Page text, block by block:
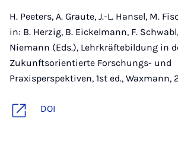
H. Peeters, A. Graute, J.-L. Hansel, M.
in: B. Herzig, B. Eickelmann, F.
Niemann (Eds.), Lehrkräftebildung in
Zukunftsorientierte Forschungs- und
Praxisperspektiven, 1st ed., Waxmann,
DOI